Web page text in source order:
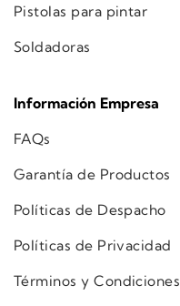
Pistolas para pintar
Soldadoras
Información Empresa
FAQs
Garantía de Productos
Políticas de Despacho
Políticas de Privacidad
Términos y Condiciones